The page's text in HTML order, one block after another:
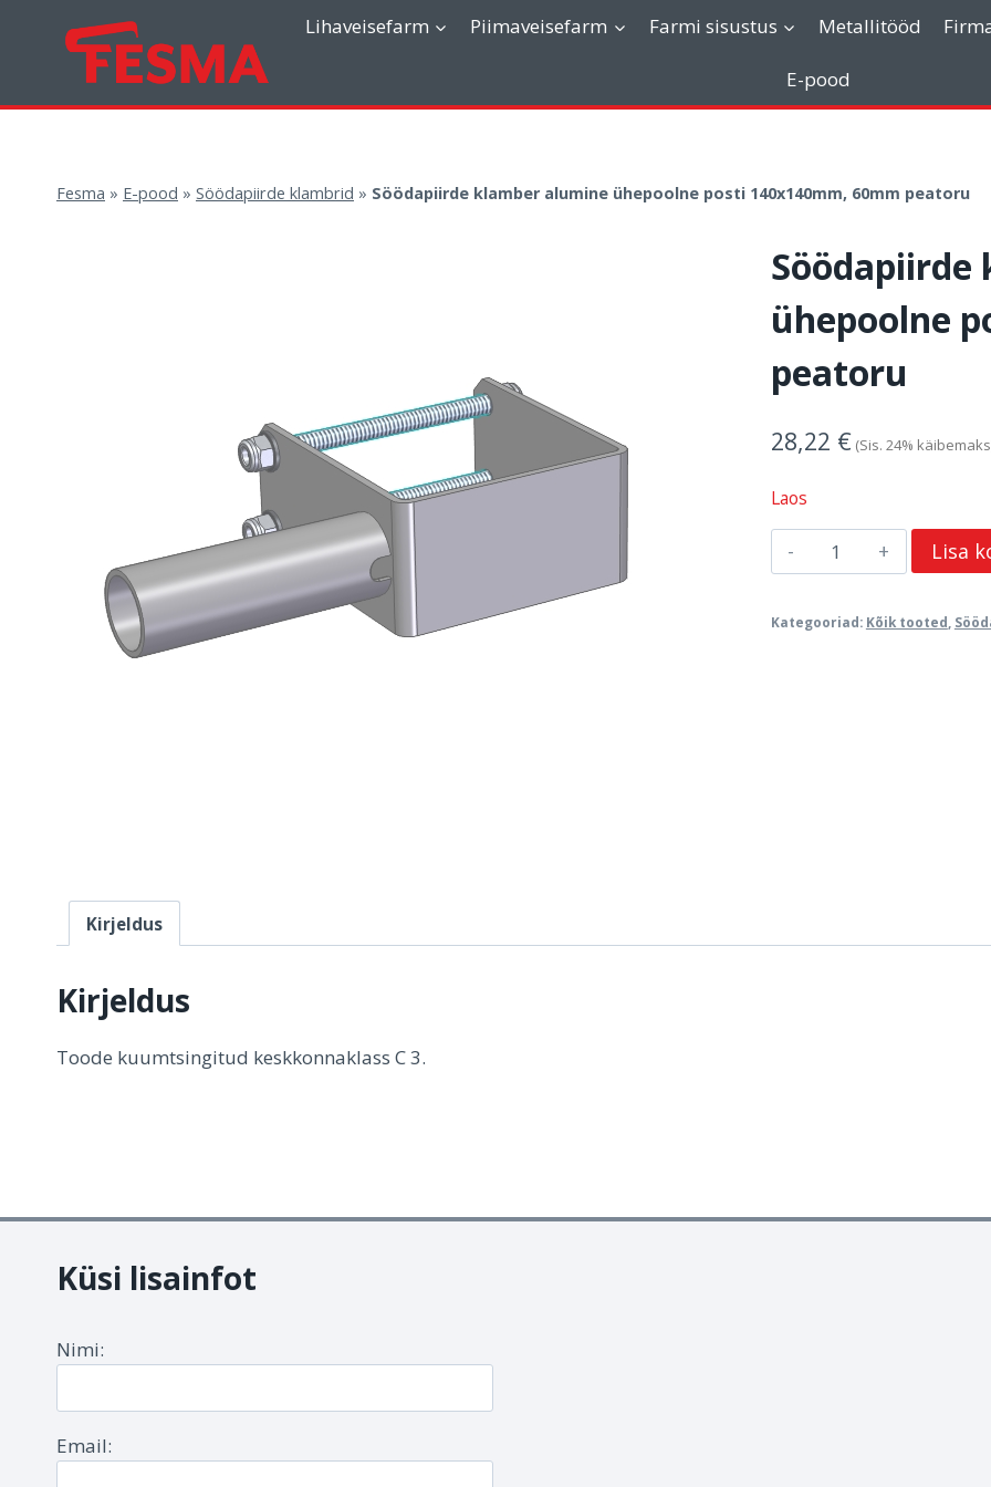
Lihaveisefarm Piimaveisefarm Farmi sisustus Metallitööd
E-pood
Fesma » E-pood » Söödapiirde klambrid » Söödapiirde klamber alumine ühepoolne posti 140x140mm, 60mm peatoru
ühepoolne
peatoru
28,22 €
Laos
Söödapiirde
klamber
ühepoolne
Lisa
Kategooriad: Kõik tooted
Kirjeldus
Kirjeldus
Toode kuumtsingitud keskkonnaklass C 3.
Küsi lisainfot
Nimi:
Email: